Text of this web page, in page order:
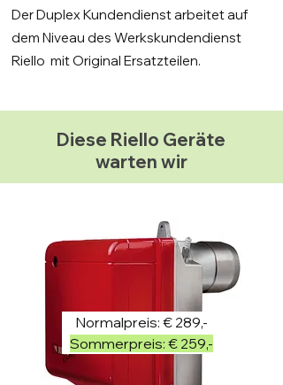
Der Duplex Kundendienst arbeitet auf
dem Niveau des Werkskundendienst
Riello mit Original Ersatzteilen.
Diese Riello Geräte
warten wir
Normalpreis: € 289,-
Sommerpreis: € 259,-